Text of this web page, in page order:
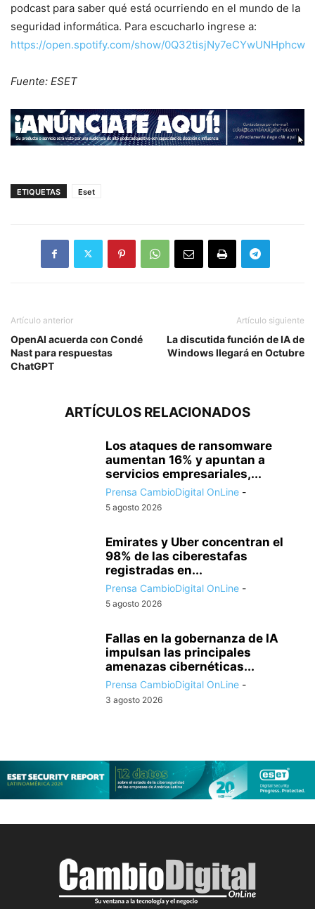
podcast para saber qué está ocurriendo en el mundo de la
seguridad informática. Para escucharlo ingrese a:
https://open.spotify.com/show/0Q32tisjNy7eCYwUNHphcw
Fuente: ESET
ETIQUETAS Eset
Artículo anterior
OpenAI acuerda con Condé
Nast para respuestas
ChatGPT
Artículo siguiente
La discutida función de IA de
Windows llegará en Octubre
ARTÍCULOS RELACIONADOS
Los ataques de ransomware
aumentan 16% y apuntan a
servicios empresariales,...
Prensa CambioDigital OnLine -
5 agosto 2026
Emirates y Uber concentran el
98% de las ciberestafas
registradas en...
Prensa CambioDigital OnLine -
5 agosto 2026
Fallas en la gobernanza de IA
impulsan las principales
amenazas cibernéticas...
Prensa CambioDigital OnLine -
3 agosto 2026